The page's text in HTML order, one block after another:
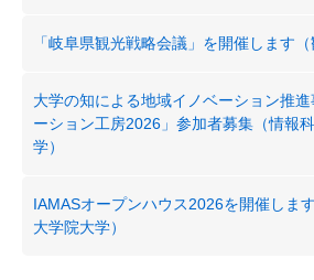
「岐阜県観光戦略会議」を開催します（
大学の知による地域イノベーション推
ーション工房2026」参加者募集（情報
学）
IAMASオープンハウス2026を開催しま
大学院大学）